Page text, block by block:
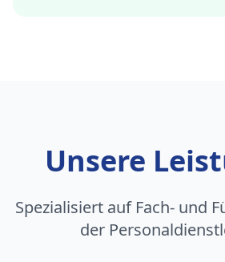
Unsere
Spezialisiert auf Fach- und
der